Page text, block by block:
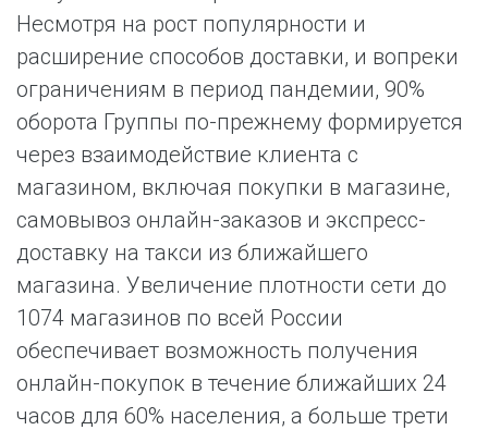
Несмотря на рост популярности и
расширение способов доставки, и вопреки
ограничениям в период пандемии, 90%
оборота Группы по-прежнему формируется
через взаимодействие клиента с
магазином, включая покупки в магазине,
самовывоз онлайн-заказов и экспресс-
доставку на такси из ближайшего
магазина. Увеличение плотности сети до
1074 магазинов по всей России
обеспечивает возможность получения
онлайн-покупок в течение ближайших 24
часов для 60% населения, а больше трети